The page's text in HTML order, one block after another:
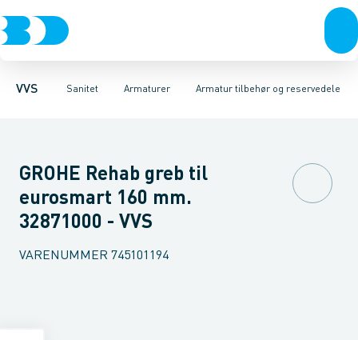
VVS Sanitet
Rør & fittingsPressfittings & rørKuglehaner & ventilerAfløb
Armaturer
Toiletter, sæder og cisterner VaskeArmaturerBrusere
Armatur tilbehør og reservedele
Køkken armaturer Håndvask armaturerTermostatarmaturer
GROHE Rehab greb til
eurosmart 160 mm.
32871000 - VVS
VARENUMMER 745101194